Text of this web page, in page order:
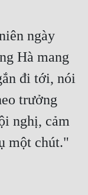
ngày
Hà mang
đi tới, nói
trưởng
nghị, cảm